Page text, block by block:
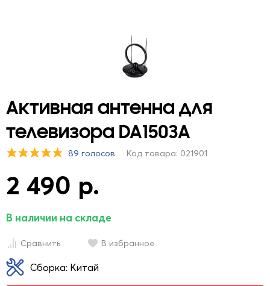
Активная антенна для
телевизора DA1503A
89 голосов Код товара: 021901
2 490 р.
В наличии на складе
Сравнить В избранное
Сборка: Китай